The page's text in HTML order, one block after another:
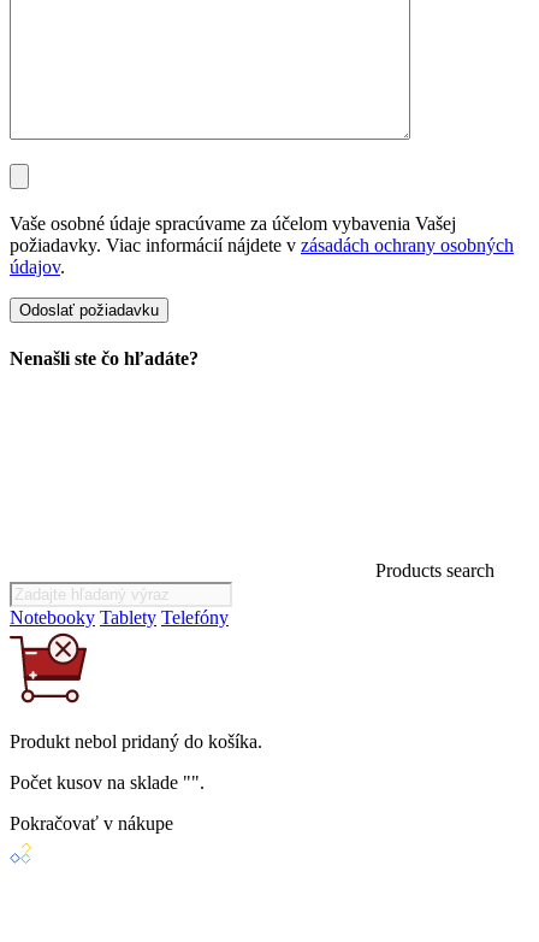
Vaše osobné údaje spracúvame za účelom vybavenia Vašej
požiadavky. Viac informácií nájdete v zásadách ochrany osobných
údajov.
Nenašli ste čo hľadáte?
Products search
Notebooky Tablety Telefóny
Produkt nebol pridaný do košíka.
Počet kusov na sklade "".
Pokračovať v nákupe